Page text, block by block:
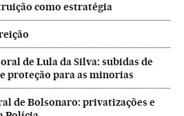
como estratégia
de Lula da Silva: subidas de
proteção para as minorias
de Bolsonaro: privatizações e